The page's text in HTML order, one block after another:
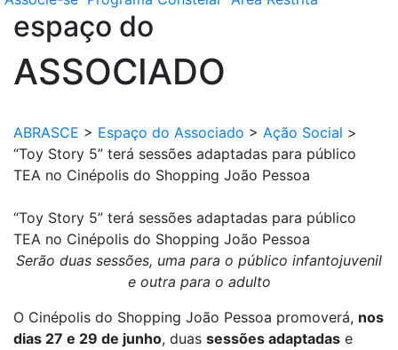
espaço do
ASSOCIADO
ABRASCE > Espaço do Associado > Ação Social >
“Toy Story 5” terá sessões adaptadas para público
TEA no Cinépolis do Shopping João Pessoa
“Toy Story 5” terá sessões adaptadas para público
TEA no Cinépolis do Shopping João Pessoa
Serão duas sessões, uma para o público infantojuvenil
e outra para o adulto
O Cinépolis do Shopping João Pessoa promoverá, nos
dias 27 e 29 de junho, duas sessões adaptadas e